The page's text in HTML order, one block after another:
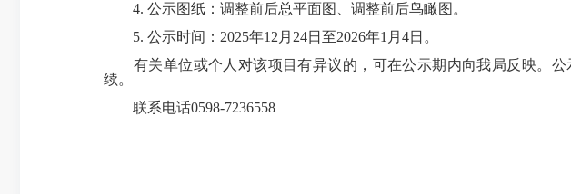
4. 公示图纸：调整前后总平面图、调整前后鸟瞰图。
5. 公示时间：2025年12月24日至2026年1月4日。
有关单位或个人对该项目有异议的，可在公示期内向我局反映。公
续。
联系电话0598-7236558